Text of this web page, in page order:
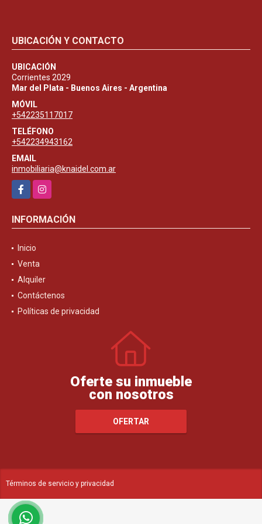
UBICACIÓN Y CONTACTO
UBICACIÓN
Corrientes 2029
Mar del Plata - Buenos Aires - Argentina
MÓVIL
+542235117017
TELÉFONO
+542234943162
EMAIL
inmobiliaria@knaidel.com.ar
FacebookInstagram
INFORMACIÓN
Inicio
Venta
Alquiler
Contáctenos
Políticas de privacidad
Oferte su inmueble
con nosotros
OFERTAR
Términos de servicio y privacidad